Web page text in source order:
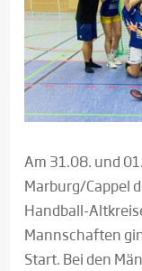
Am 31.08. und
Marburg/Cappel
Handball-
Mannschaften
Start. Bei den